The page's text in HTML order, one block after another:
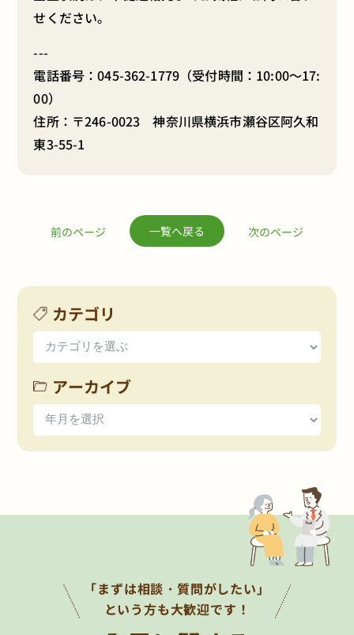
せください。
---
電話番号：045-362-1779 （受付時間：10:00～17:
00）
住所：〒246-0023 神奈川県横浜市瀬谷区阿久和
東3-55-1
前のページ 一覧へ戻る 次のページ
カテゴリ
アーカイブ
「まずは相談・質問がしたい」
という方も大歓迎です！